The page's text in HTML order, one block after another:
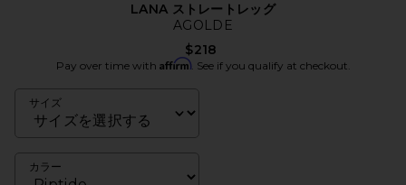
LANA ストレートレッグ
AGOLDE
$218
Pay over time with Affirm. See if you qualify at checkout.
サイズ
カラー